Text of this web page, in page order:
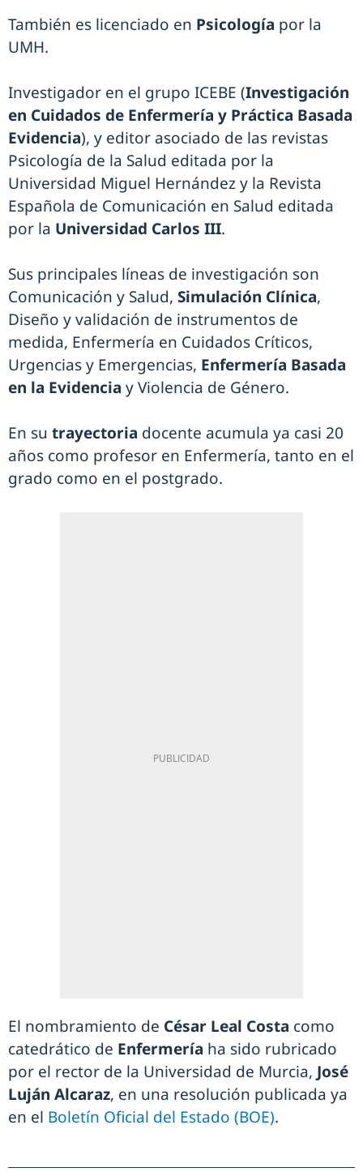
También es licenciado en Psicología por la
UMH.
Investigador en el grupo ICEBE (Investigación
en Cuidados de Enfermería y Práctica Basada
Evidencia), y editor asociado de las revistas
Psicología de la Salud editada por la
Universidad Miguel Hernández y la Revista
Española de Comunicación en Salud editada
por la Universidad Carlos III.
Sus principales líneas de investigación son
Comunicación y Salud, Simulación Clínica,
Diseño y validación de instrumentos de
medida, Enfermería en Cuidados Críticos,
Urgencias y Emergencias, Enfermería Basada
en la Evidencia y Violencia de Género.
En su trayectoria docente acumula ya casi 20
años como profesor en Enfermería, tanto en el
grado como en el postgrado.
El nombramiento de César Leal Costa como
catedrático de Enfermería ha sido rubricado
por el rector de la Universidad de Murcia, José
Luján Alcaraz, en una resolución publicada ya
en el Boletín Oficial del Estado (BOE).